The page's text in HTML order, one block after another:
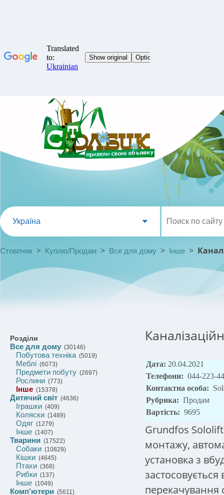
Україна
Стовпчик > Куплю/Продам > Все для дому > Інше >
Розділи
Все для дому (30146)
Побутова техніка(5019)
Меблі (6073)
Предмети побуту (2697)
Рослини (773)
Інше (15378)
Дитячий світ (4636)
Іграшки (409)
Коляски (1489)
Одяг (1279)
Інше (1407)
Тварини (17522)
Собаки (10829)
Кішки (4645)
Птахи (368)
Рибки (137)
Інше (1049)
Комп'ютери (5611)
Дата: 20.04.2021
Телефони: 044-223-
Контактна особа:
Рубрика: Продам
Вартість: 9695
Grundfos
монтажу,
установка з
перекачування